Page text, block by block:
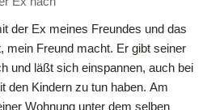
der Ex meines Freundes und das
mein Freund macht. Er gibt seiner
und läßt sich einspannen, auch bei
den Kindern zu tun haben. Am
Wohnung unter dem selben